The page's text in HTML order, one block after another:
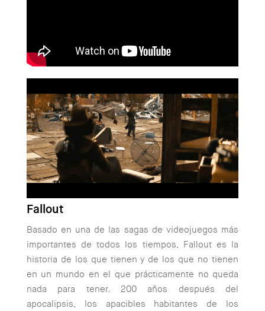
Fallout
Basado en una de las sagas de videojuegos más
importantes de todos los tiempos, Fallout es la
historia de los que tienen y de los que no tienen
en un mundo en el que prácticamente no queda
nada para tener. 200 años después del
apocalipsis, los apacibles habitantes de los